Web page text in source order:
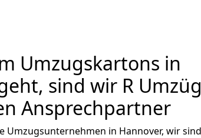
Umzugskartons in
sind wir R
Ansprechpartner
Umzugsunternehmen in Hannover, wir